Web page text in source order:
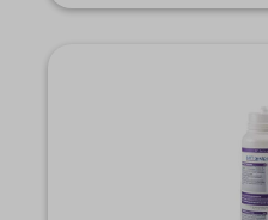
Magnesium-Technologie